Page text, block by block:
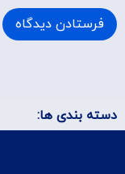
دسته بندی ها: